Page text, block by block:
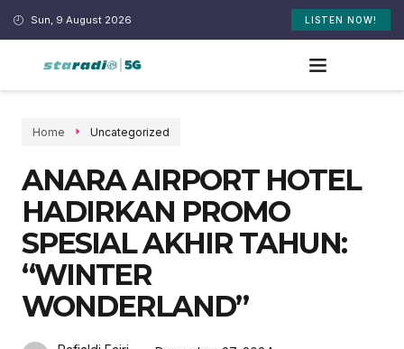
Sun, 9 August 2026 LISTEN NOW!
Home Uncategorized
ANARA AIRPORT HOTEL
HADIRKAN PROMO
SPESIAL AKHIR TAHUN:
“WINTER
WONDERLAND”